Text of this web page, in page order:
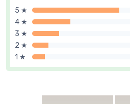
5 ★
4 ★
3 ★
2 ★
1 ★